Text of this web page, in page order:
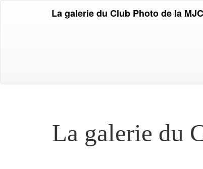
La galerie du Club Photo de la
La galerie du